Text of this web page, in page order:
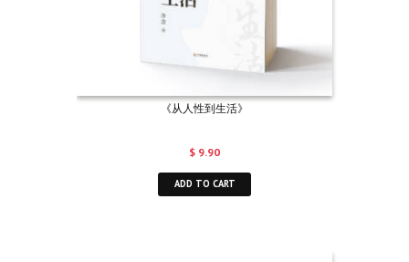
《从人性到生活》
$ 9.90
ADD TO CART